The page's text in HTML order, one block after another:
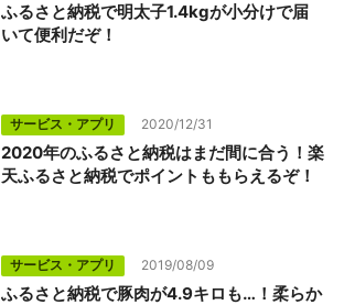
ふるさと納税で明太子1.4kgが小分けで届
いて便利だぞ！
サービス・アプリ 2020/12/31
2020年のふるさと納税はまだ間に合う！楽
天ふるさと納税でポイントももらえるぞ！
サービス・アプリ 2019/08/09
ふるさと納税で豚肉が4.9キロも…！柔らか